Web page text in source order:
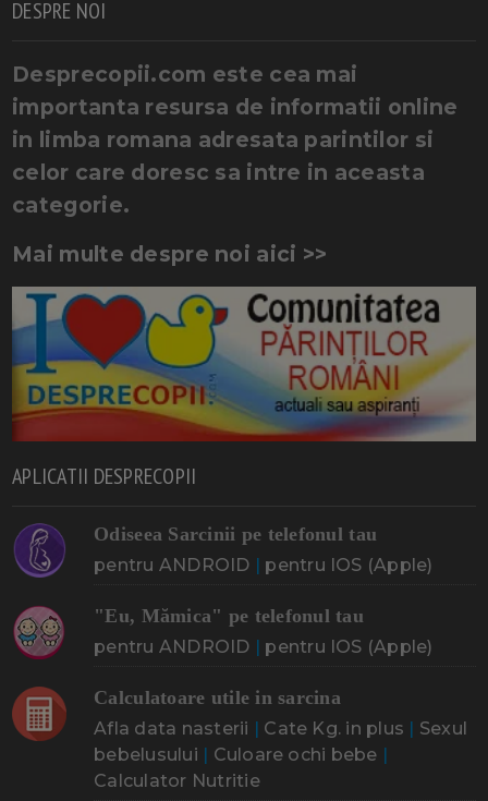
DESPRE NOI
Desprecopii.com este cea mai
importanta resursa de informatii online
in limba romana adresata parintilor si
celor care doresc sa intre in aceasta
categorie.
Mai multe despre noi aici >>
APLICATII DESPRECOPII
Odiseea Sarcinii pe telefonul tau
pentru ANDROID | pentru IOS (Apple)
"Eu, Mămica" pe telefonul tau
pentru ANDROID | pentru IOS (Apple)
Calculatoare utile in sarcina
Afla data nasterii | Cate Kg. in plus | Sexul
bebelusului | Culoare ochi bebe |
Calculator Nutritie